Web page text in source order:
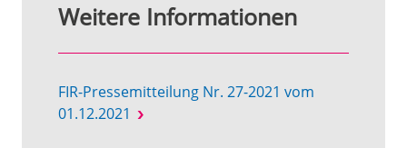
Weitere Informationen
FIR-Pressemitteilung Nr. 27-2021 vom
01.12.2021